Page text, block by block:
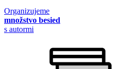
Organizujeme
množstvo besied
s autormi